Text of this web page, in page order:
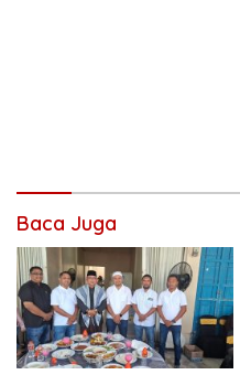
Baca Juga